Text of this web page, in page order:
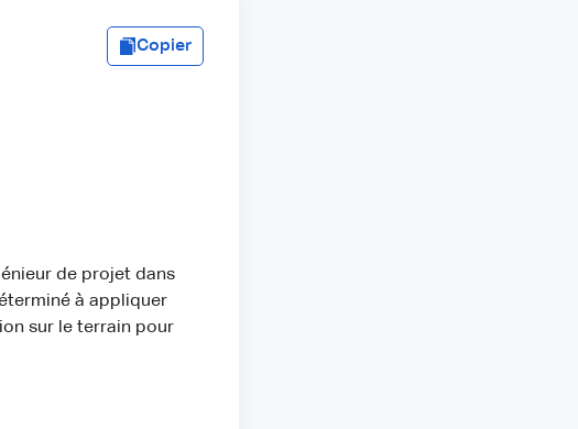
Copier
de projet dans
à appliquer
sur le terrain pour